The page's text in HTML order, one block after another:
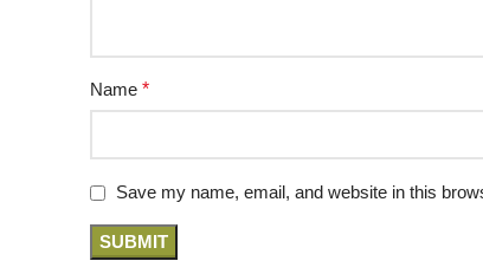
Name *
Save my name, email, and website in this